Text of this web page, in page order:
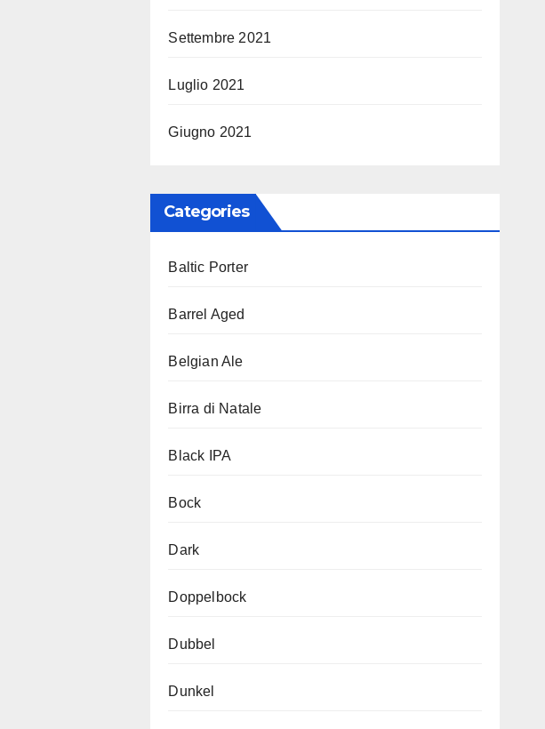
Settembre 2021
Luglio 2021
Giugno 2021
Categories
Baltic Porter
Barrel Aged
Belgian Ale
Birra di Natale
Black IPA
Bock
Dark
Doppelbock
Dubbel
Dunkel